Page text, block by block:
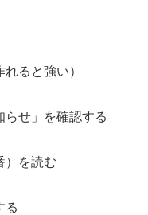
ると強い）
らせ」を確認する
）を読む
る